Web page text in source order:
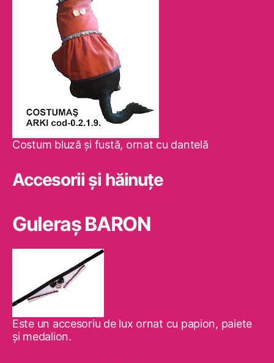
Costum bluză şi fustă, ornat cu dantelă
Accesorii și hăinuțe
Guleraş BARON
Este un accesoriu de lux ornat cu papion, paiete
şi medalion.